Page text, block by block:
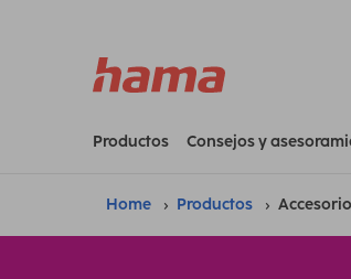
Productos Consejos y
Home Productos